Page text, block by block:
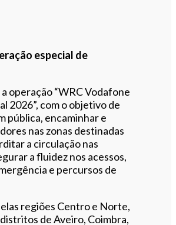
especial de
operação “WRC Vodafone
2026”, com o objetivo de
pública, encaminhar e
nas zonas destinadas
a circulação nas
a fluidez nos acessos,
e percursos de
regiões Centro e Norte,
de Aveiro, Coimbra,